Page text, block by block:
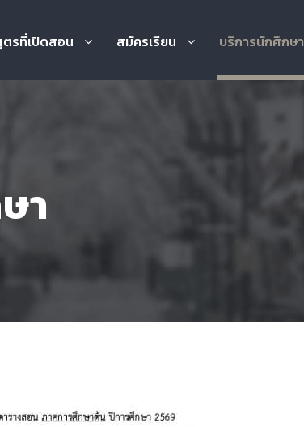
รที่เปิดสอน สมัครเรียน บริการนักศึกษา
า